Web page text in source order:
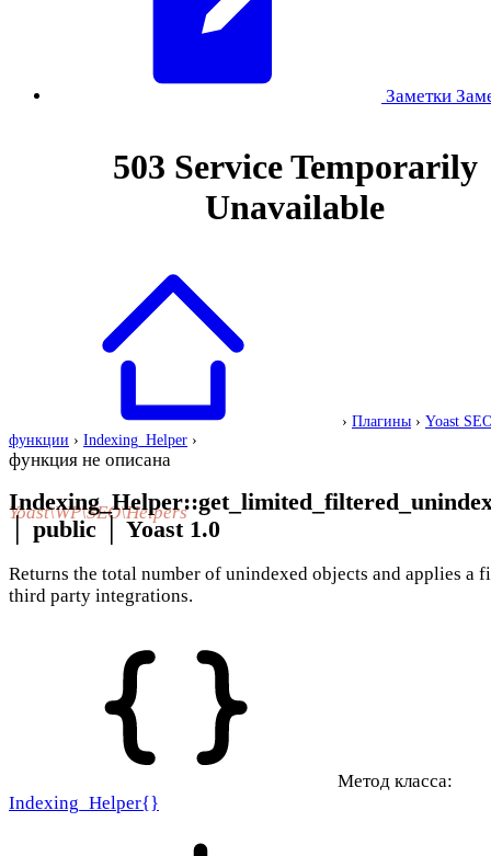
Заметки
› Плагины › Yoast
функции › Indexing_Helper ›
функция не описана
Yoast\WP\SEO\Helpers
public Yoast 1.0
Returns the total number of unindexed objects and applies a
third party integrations.
Метод класса:
Indexing_Helper{}